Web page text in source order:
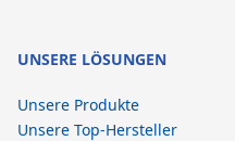
UNSERE LÖSUNGEN
Unsere Produkte
Unsere Top-Hersteller